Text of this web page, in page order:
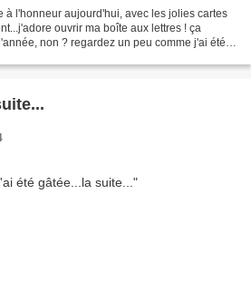
à l'honneur aujourd'hui, avec les jolies cartes
ouvrir ma boîte aux lettres ! ça
non ? regardez un peu comme j'ai été